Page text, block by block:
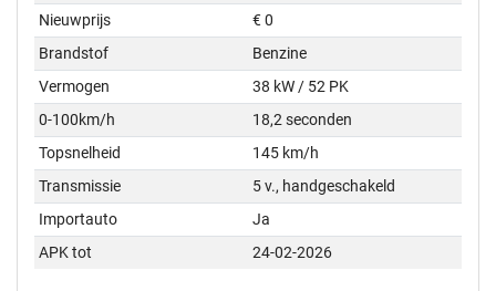
Nieuwprijs
€ 0
Brandstof
Benzine
Vermogen
38 kW / 52 PK
0-100km/h
18,2 seconden
Topsnelheid
145 km/h
Transmissie
5 v., handgeschakeld
Importauto
Ja
APK tot
24-02-2026